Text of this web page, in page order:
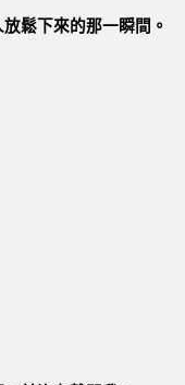
鬆下來的那一瞬間。